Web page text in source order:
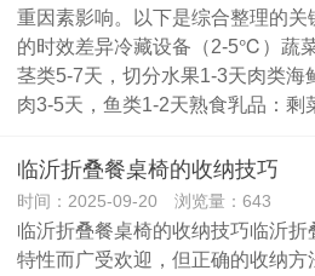
重因素影响。以下是综合整理的
的时效差异冷藏设备（2-5℃）‌蔬
茎类5-7天，切分水果1-3天‌肉类海
肉3-5天，鱼类1-2天‌熟食乳品：剩
临沂折叠餐桌椅的收纳技巧
时间：2025-09-20 浏览量：643
临沂折叠餐桌椅的收纳技巧临沂
特性而广受欢迎，但正确的收纳方